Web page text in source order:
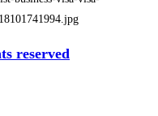
reserved